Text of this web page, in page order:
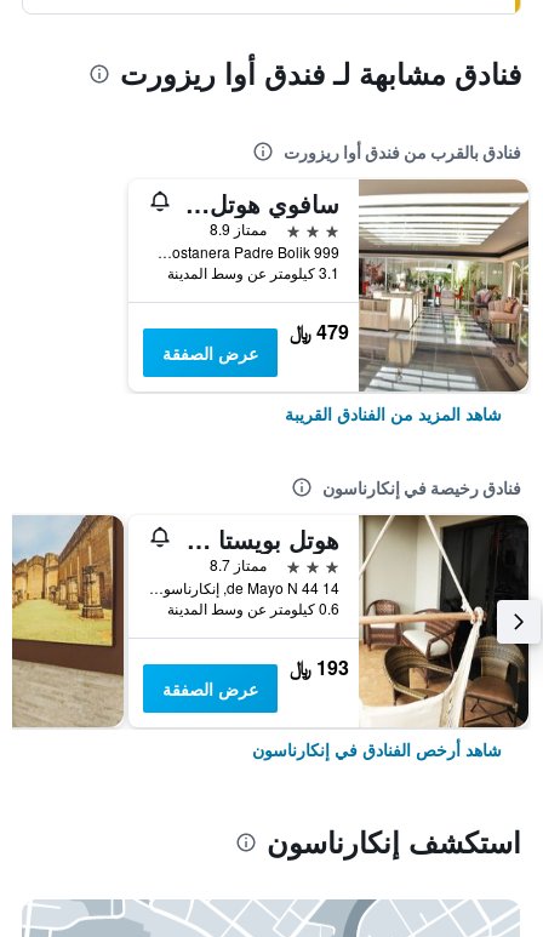
فنادق مشابهة لـ فندق أوا ريزورت
فنادق بالقرب من فندق أوا ريزورت
سافوي هوتل إنكارناسيون
3 نجوم
ممتاز 8.9
Avda Costanera Padre Bolik 999, إنكارناسون, باراجواي
3.1 كيلومتر عن وسط المدينة
479 ﷼
عرض الصفقة
شاهد المزيد من الفنادق القريبة
فنادق رخيصة في إنكارناسون
هوتل بويستا ديل سول
3 نجوم
ممتاز 8.7
14 de Mayo N 44, إنكارناسون, باراجواي
0.6 كيلومتر عن وسط المدينة
193 ﷼
عرض الصفقة
شاهد أرخص الفنادق في إنكارناسون
استكشف إنكارناسون